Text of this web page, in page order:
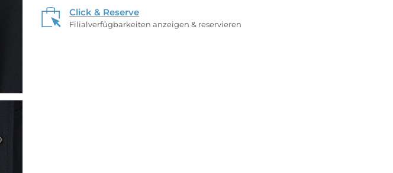
Click & Reserve
Filialverfügbarkeiten anzeigen & reservieren